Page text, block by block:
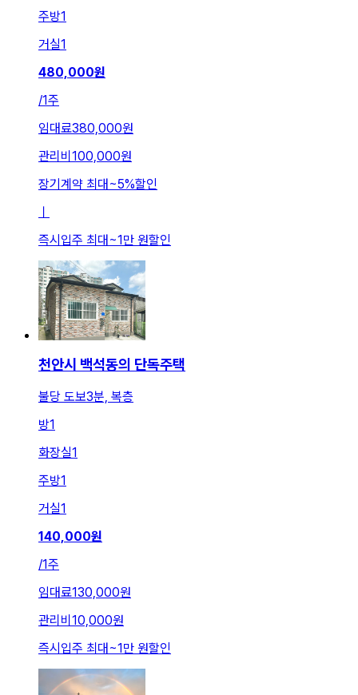
주방1
거실1
480,000원
/1주
임대료380,000원
관리비 100,000원
장기계약 최대 ~5%할인
즉시입주 최대 ~1만 원할인
천안시 백석동의 단독주택
불당 도보3분, 복층
방1
화장실1
주방1
거실1
140,000원
/1주
임대료130,000원
관리비 10,000원
즉시입주 최대~1만 원할인